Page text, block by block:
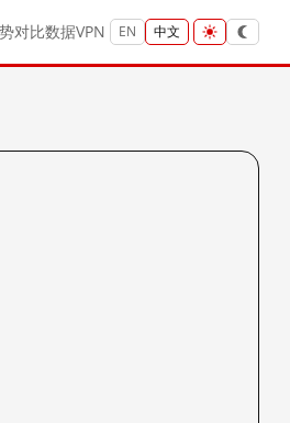
对比数据VPN EN 中文